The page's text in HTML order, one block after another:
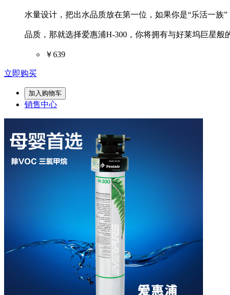
水量设计，把出水品质放在第一位，如果你是“乐活一族
品质，那就选择爱惠浦H-300，你将拥有与好莱坞巨星般
￥639
立即购买
加入购物车
销售中心